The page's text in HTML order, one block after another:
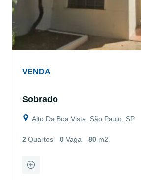
VENDA
Sobrado
Alto Da Boa Vista, São Paulo, SP
2 Quartos 0 Vaga 80 m2